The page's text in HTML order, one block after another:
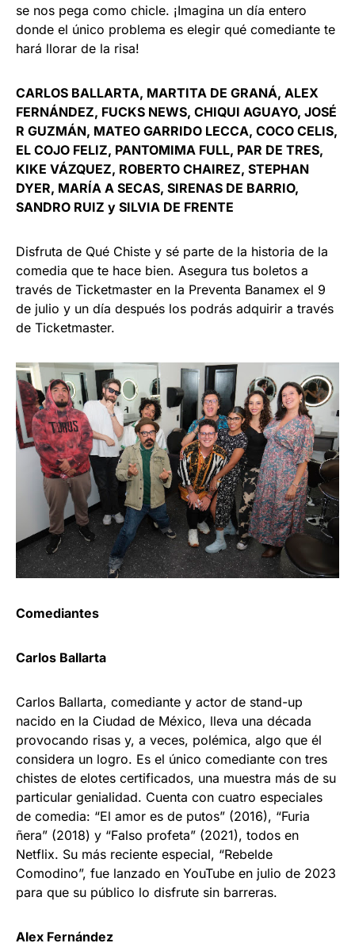
se nos pega como chicle. ¡Imagina un día entero
donde el único problema es elegir qué comediante te
hará llorar de la risa!
CARLOS BALLARTA, MARTITA DE GRANÁ, ALEX
FERNÁNDEZ, FUCKS NEWS, CHIQUI AGUAYO, JOSÉ
R GUZMÁN, MATEO GARRIDO LECCA, COCO CELIS,
EL COJO FELIZ, PANTOMIMA FULL, PAR DE TRES,
KIKE VÁZQUEZ, ROBERTO CHAIREZ, STEPHAN
DYER, MARÍA A SECAS, SIRENAS DE BARRIO,
SANDRO RUIZ y SILVIA DE FRENTE
Disfruta de Qué Chiste y sé parte de la historia de la
comedia que te hace bien. Asegura tus boletos a
través de Ticketmaster en la Preventa Banamex el 9
de julio y un día después los podrás adquirir a través
de Ticketmaster.
Comediantes
Carlos Ballarta
Carlos Ballarta, comediante y actor de stand-up
nacido en la Ciudad de México, lleva una década
provocando risas y, a veces, polémica, algo que él
considera un logro. Es el único comediante con tres
chistes de elotes certificados, una muestra más de su
particular genialidad. Cuenta con cuatro especiales
de comedia: “El amor es de putos” (2016), “Furia
ñera” (2018) y “Falso profeta” (2021), todos en
Netflix. Su más reciente especial, “Rebelde
Comodino”, fue lanzado en YouTube en julio de 2023
para que su público lo disfrute sin barreras.
Alex Fernández